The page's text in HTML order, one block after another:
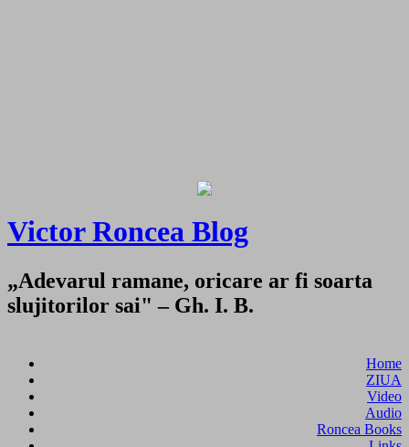
Victor Roncea Blog
„Adevarul ramane, oricare ar fi soarta
slujitorilor sai" – Gh. I. B.
Home
ZIUA
Video
Audio
Roncea Books